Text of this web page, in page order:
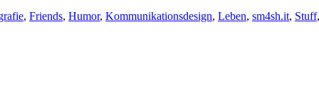
, Friends, Humor, Kommunikationsdesign, Leben, sm4sh.it, Stuff